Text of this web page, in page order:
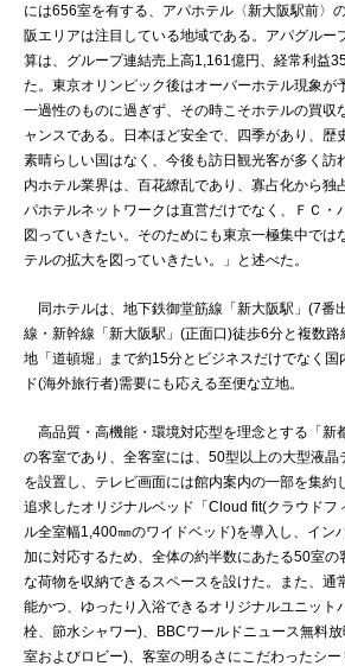
には656室を有する、アパホテル〈新大阪駅前〉
阪エリアは注目している地域である。アパグルー
算は、グループ連結売上高1,161億円、経常利益
た。東京オリンピック後はオーバーホテル現象が
一過性のものに過ぎず、その時こそホテルの買収
ャンスである。日本ほど安全で、四季があり、歴
素晴らしい国はなく、今後も訪日観光客が多く訪
内ホテル業界は、百花繚乱であり、寡占化から独
パホテルネットワークは直営だけでなく、ＦＣ・
図っていきたい。そのためにも東京一極集中では
テルの拡大を図っていきたい。」と述べた。
同ホテルは、地下鉄御堂筋線「新大阪駅」(7番
線・新幹線「新大阪駅」(正面口)徒歩6分と複数
地「道頓堀」まで約15分とビジネスだけでなく国
ド(海外旅行者)需要にも応える至便な立地。
高品質・高機能・環境対応型を理念とする「新
の客室であり、全客室には、50型以上の大型液
を設置し、テレビ画面には館内案内の一部を集約
追求したオリジナルベッド「Cloud fit(クラウドフ
ル全室幅1,400㎜のワイドベッド)を導入し、イン
加に対応するため、全体の約半数にあたる50室の
な荷物を収納できるスペースを設けた。また、通
能かつ、ゆったり入浴できるオリジナルユニット
栓、節水シャワー)、BBCワールドニュース無料
室およびロビー)、客室の明るさにこだわったシ